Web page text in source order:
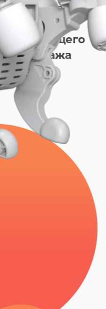
настоящего
массажа